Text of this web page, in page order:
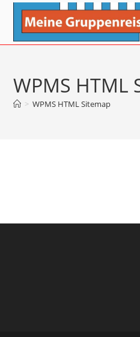
springen
WPMS HTML
> WPMS HTML Sitemap